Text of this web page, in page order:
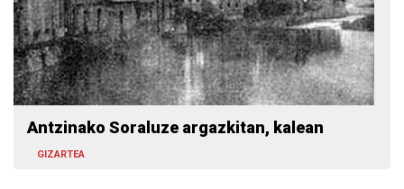
Antzinako Soraluze argazkitan, kalean
GIZARTEA